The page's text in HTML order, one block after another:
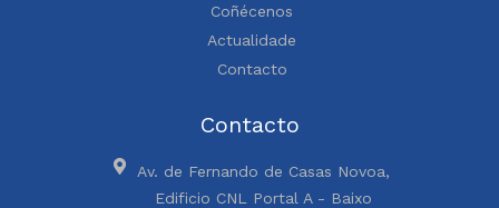
Coñécenos
Actualidade
Contacto
Contacto
Av. de Fernando de Casas Novoa,
Edificio CNL Portal A - Baixo